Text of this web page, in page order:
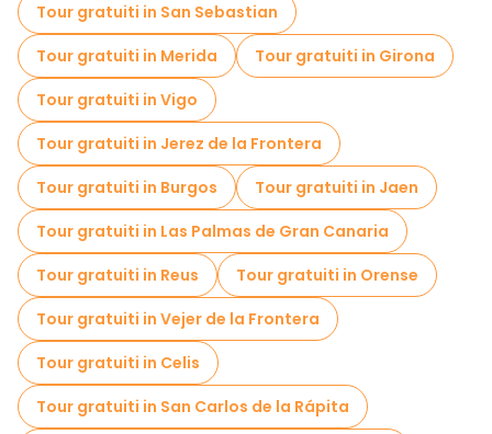
Tour gratuiti nelle vicinanze Church of San Pablo
Tour gratuiti nelle vicinanze Plaza 1 de Mayo
Tour gratuiti in San Sebastian
Tour gratuiti in Merida
Tour gratuiti in Girona
Tour gratuiti in Vigo
Tour gratuiti in Jerez de la Frontera
Tour gratuiti in Burgos
Tour gratuiti in Jaen
Tour gratuiti in Las Palmas de Gran Canaria
Tour gratuiti in Reus
Tour gratuiti in Orense
Tour gratuiti in Vejer de la Frontera
Tour gratuiti in Celis
Tour gratuiti in San Carlos de la Rápita